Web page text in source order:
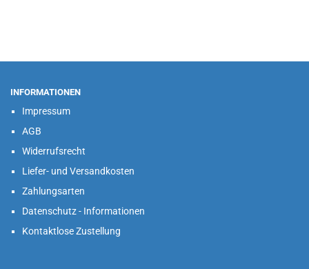
INFORMATIONEN
Impressum
AGB
Widerrufsrecht
Liefer- und Versandkosten
Zahlungsarten
Datenschutz - Informationen
Kontaktlose Zustellung